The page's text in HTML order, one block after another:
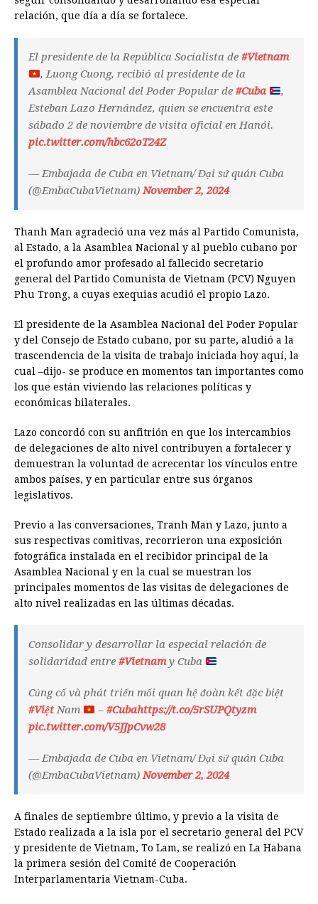
relación, que día a día se fortalece.
El presidente de la República Socialista de #Vietnam
, Luong Cuong, recibió al presidente de la
Asamblea Nacional del Poder Popular de #Cuba
,
Esteban Lazo Hernández, quien se encuentra este
sábado 2 de noviembre de visita oficial en Hanói.
pic.twitter.com/hbc62oT24Z
— Embajada de Cuba en Vietnam/ Đại sứ quán Cuba
(@EmbaCubaVietnam)November 2, 2024
Thanh Man agradeció una vez más al Partido Comunista,
al Estado, a la Asamblea Nacional y al pueblo cubano por
el profundo amor profesado al fallecido secretario
general del Partido Comunista de Vietnam (PCV) Nguyen
Phu Trong, a cuyas exequias acudió el propio Lazo.
El presidente de la Asamblea Nacional del Poder Popular
y del Consejo de Estado cubano, por su parte, aludió a la
trascendencia de la visita de trabajo iniciada hoy aquí, la
cual –dijo- se produce en momentos tan importantes como
los que están viviendo las relaciones políticas y
económicas bilaterales.
Lazo concordó con su anfitrión en que los intercambios
de delegaciones de alto nivel contribuyen a fortalecer y
demuestran la voluntad de acrecentar los vínculos entre
ambos países, y en particular entre sus órganos
legislativos.
Previo a las conversaciones, Tranh Man y Lazo, junto a
sus respectivas comitivas, recorrieron una exposición
fotográfica instalada en el recibidor principal de la
Asamblea Nacional y en la cual se muestran los
principales momentos de las visitas de delegaciones de
alto nivel realizadas en las últimas décadas.
Consolidar y desarrollar la especial relación de
solidaridad entre #Vietnamy Cuba
Củng cố và phát triển mối quan hệ đoàn kết đặc biệt
#ViệtNam –#Cubahttps://t.co/5rSUPQtyzm
pic.twitter.com/V5JJpCvw28
— Embajada de Cuba en Vietnam/ Đại sứ quán Cuba
(@EmbaCubaVietnam)November 2, 2024
A finales de septiembre último, y previo a la visita de
Estado realizada a la isla por el secretario general del PCV
y presidente de Vietnam, To Lam, se realizó en La Habana
la primera sesión del Comité de Cooperación
Interparlamentaria Vietnam-Cuba.